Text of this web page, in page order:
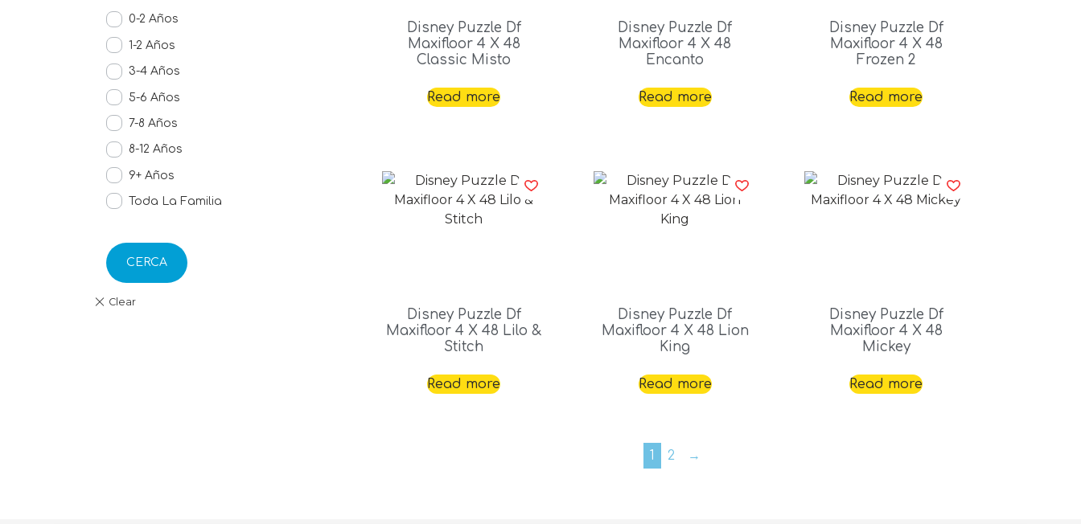
0-2 Años
1-2 Años
3-4 Años
5-6 Años
7-8 Años
8-12 Años
9+ Años
Toda La Familia
CERCA
Disney Puzzle Df
Maxifloor 4 X 48
Classic Misto
Read more
Disney Puzzle Df
Maxifloor 4 X 48
Encanto
Read more
Disney Puzzle Df
Maxifloor 4 X 48
Frozen 2
Read more
Disney Puzzle Df
Maxifloor 4 X 48 Lilo &
Stitch
Read more
Disney Puzzle Df
Maxifloor 4 X 48 Lion
King
Read more
Disney Puzzle Df
Maxifloor 4 X 48
Mickey
Read more
1 2 →